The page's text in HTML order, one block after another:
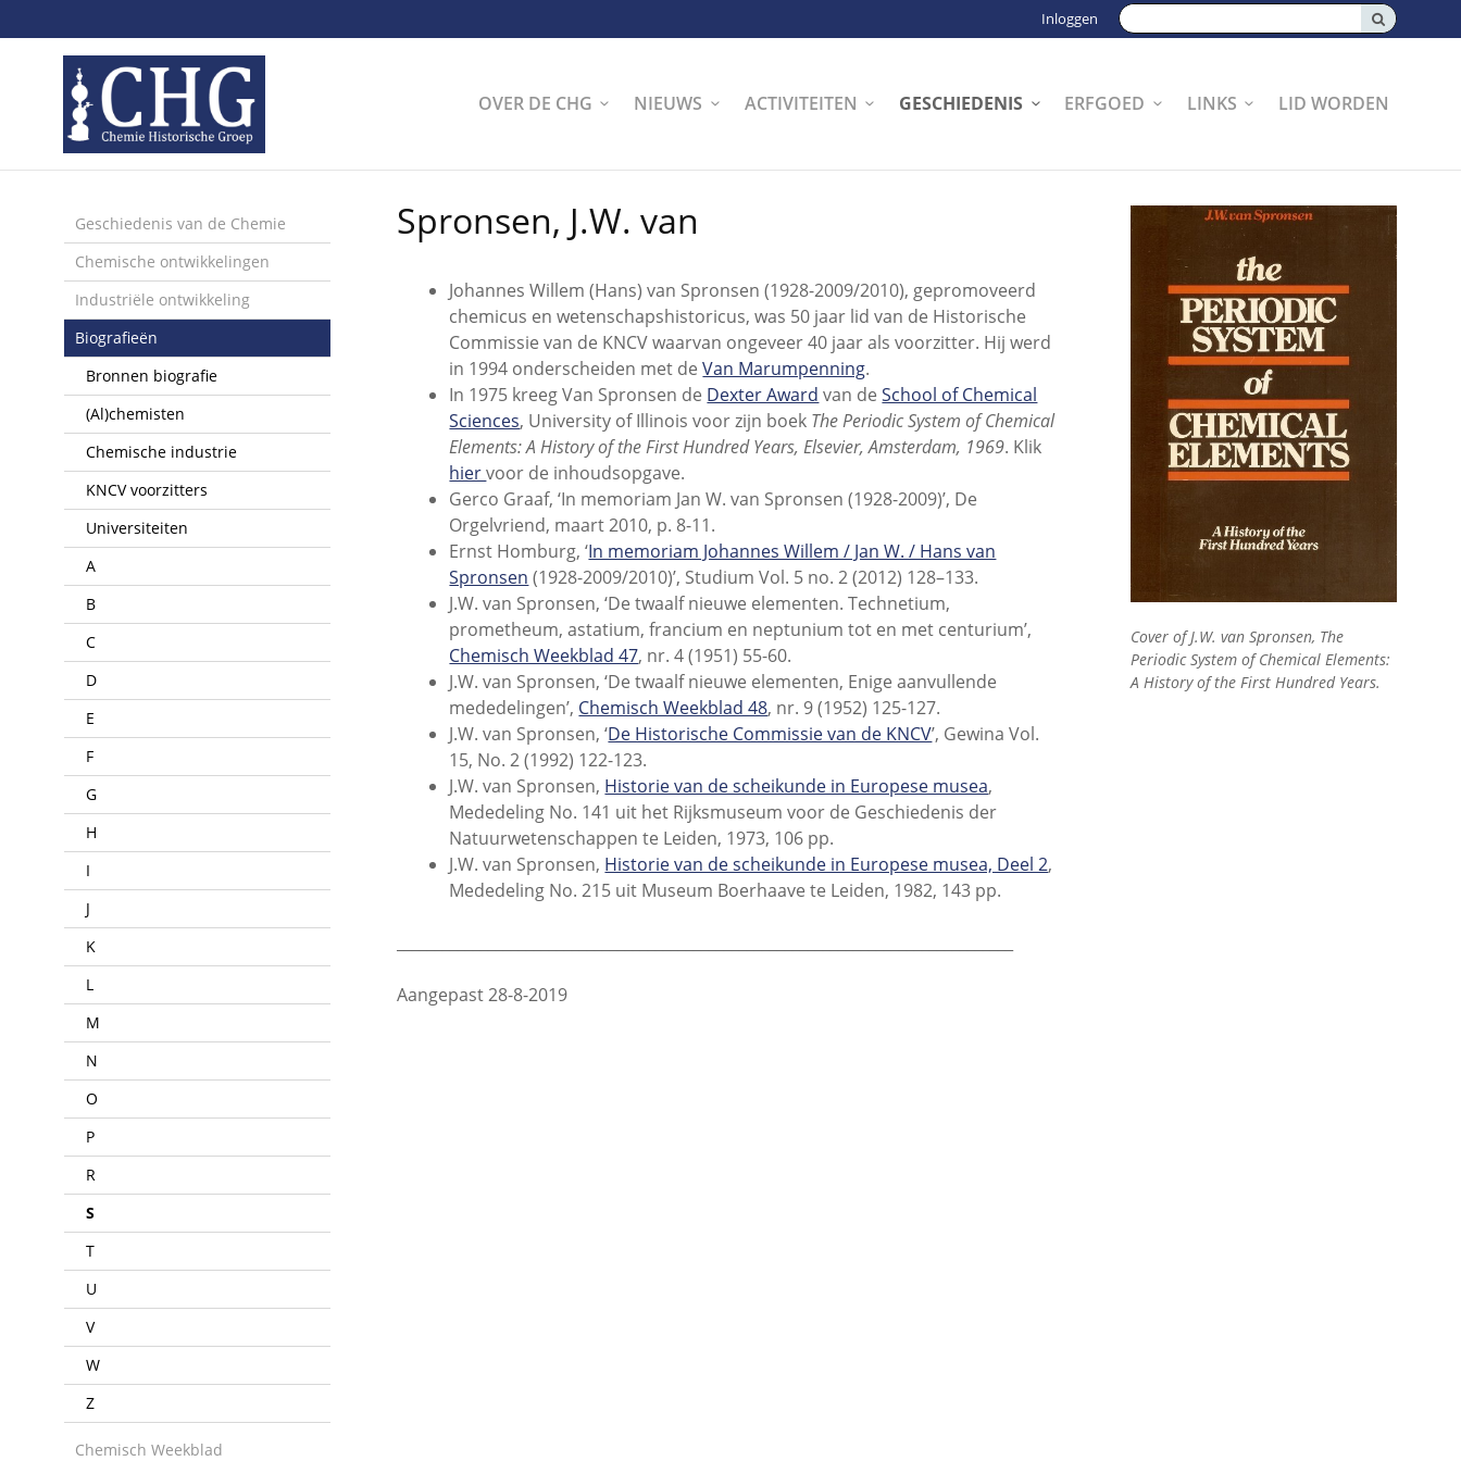
links
Spring
naar
de
inhoud
naar
het
menu
Zoeken:
Inloggen
OVER DE CHG NIEUWS ACTIVITEITEN GESCHIEDENIS ERFGOED LINKS LID WORDEN
Spronsen, J.W. van
Johannes Willem (Hans) van Spronsen (1928-2009/2010), gepromoveerd
chemicus en wetenschapshistoricus, was 50 jaar lid van de Historische
Commissie van de KNCV waarvan ongeveer 40 jaar als voorzitter. Hij werd
in 1994 onderscheiden met deVan Marumpenning.
In 1975 kreeg Van Spronsen de Dexter Award van deSchool of Chemical
Sciences, University of Illinois voor zijn boek The Periodic System of Chemical
Elements: A History of the First Hundred Years, Elsevier, Amsterdam, 1969. Klik
hiervoor de inhoudsopgave.
Gerco Graaf, ‘In memoriam Jan W. van Spronsen (1928-2009)’, De
Orgelvriend, maart 2010, p. 8-11.
Ernst Homburg, ‘In memoriam Johannes Willem / Jan W. / Hans van
Spronsen (1928-2009/2010)’, Studium Vol. 5 no. 2 (2012) 128–133.
J.W. van Spronsen, ‘De twaalf nieuwe elementen. Technetium,
prometheum, astatium, francium en neptunium tot en met centurium’,
Chemisch Weekblad 47, nr. 4 (1951) 55-60.
J.W. van Spronsen, ‘De twaalf nieuwe elementen, Enige aanvullende
mededelingen’, Chemisch Weekblad 48, nr. 9 (1952) 125-127.
J.W. van Spronsen, ‘De Historische Commissie van de KNCV’, Gewina Vol.
15, No. 2 (1992) 122-123.
J.W. van Spronsen, Historie van de scheikunde in Europese musea,
Mededeling No. 141 uit het Rijksmuseum voor de Geschiedenis der
Natuurwetenschappen te Leiden, 1973, 106 pp.
J.W. van Spronsen, Historie van de scheikunde in Europese musea, Deel 2,
Mededeling No. 215 uit Museum Boerhaave te Leiden, 1982, 143 pp.
Aangepast 28-8-2019
Geschiedenis van de Chemie
Chemische ontwikkelingen
Industriële ontwikkeling
Biografieën
Bronnen biografie
(Al)chemisten
Chemische industrie
KNCV voorzitters
Universiteiten
A
B
C
D
E
F
G
H
I
J
K
L
M
N
O
P
R
S
T
U
V
W
Z
Chemisch Weekblad
Cover of J.W. van Spronsen, The
Periodic System of Chemical Elements:
A History of the First Hundred Years.